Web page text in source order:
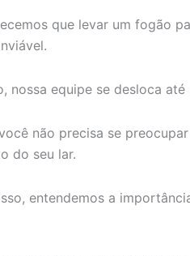
que levar um fogão
nossa equipe se desloca
não precisa se
do seu lar.
entendemos a